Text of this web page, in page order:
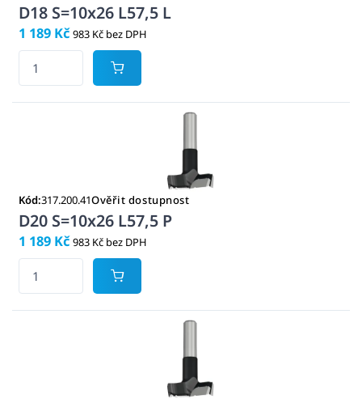
D18 S=10x26 L57,5 L
1 189 Kč 983 Kč bez DPH
Kód:317.200.41Ověřit dostupnost
D20 S=10x26 L57,5 P
1 189 Kč 983 Kč bez DPH